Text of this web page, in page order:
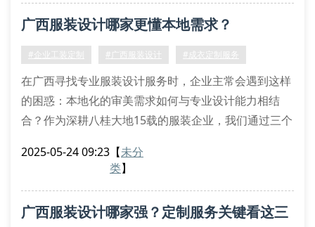
第一看设计转化能力。专业团队能将vi系统色卡精准还
原到服装上，某金融机构通过专业设计使工装与企业
广西服装设计哪家更懂本地需求？
#企业工装定制 #广西服装设计 #成衣定制服务
在广西寻找专业服装设计服务时，企业主常会遇到这样
的困惑：本地化的审美需求如何与专业设计能力相结
合？作为深耕八桂大地15载的服装企业，我们通过三个
去年为南宁某星级酒店设计的壮族元素工装，设计师团
纹样改良为现代几何图案，这种创新设计使员工制服既
2025-05-24 09:23 【未分
类】
广西服装设计哪家强？定制服务关键看这三